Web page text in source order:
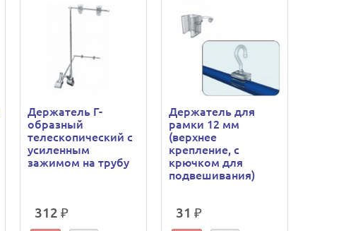
Держатель Г-
образный
телескопический с
усиленным
зажимом на трубу
312 ₽
Держатель для
рамки 12 мм
(верхнее
крепление, с
крючком для
подвешивания)
31 ₽